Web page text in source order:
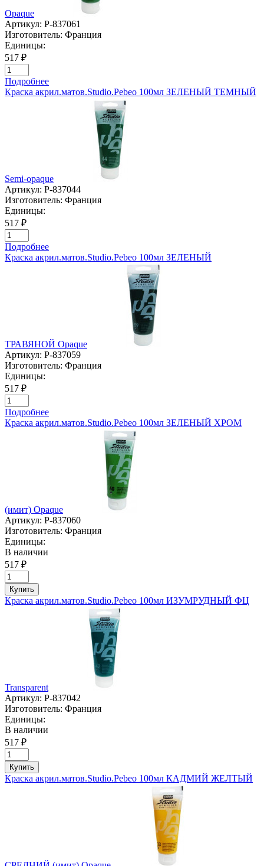
Opaque
Артикул: P-837061
Изготовитель: Франция
Единицы:
517 ₽
Подробнее
Краска акрил.матов.Studio.Pebeo 100мл ЗЕЛЕНЫЙ ТЕМНЫЙ
Semi-opaque
Артикул: P-837044
Изготовитель: Франция
Единицы:
517 ₽
Подробнее
Краска акрил.матов.Studio.Pebeo 100мл ЗЕЛЕНЫЙ
ТРАВЯНОЙ Opaque
Артикул: P-837059
Изготовитель: Франция
Единицы:
517 ₽
Подробнее
Краска акрил.матов.Studio.Pebeo 100мл ЗЕЛЕНЫЙ ХРОМ
(имит) Opaque
Артикул: P-837060
Изготовитель: Франция
Единицы:
В наличии
517 ₽
Купить
Краска акрил.матов.Studio.Pebeo 100мл ИЗУМРУДНЫЙ ФЦ
Transparent
Артикул: P-837042
Изготовитель: Франция
Единицы:
В наличии
517 ₽
Купить
Краска акрил.матов.Studio.Pebeo 100мл КАДМИЙ ЖЕЛТЫЙ